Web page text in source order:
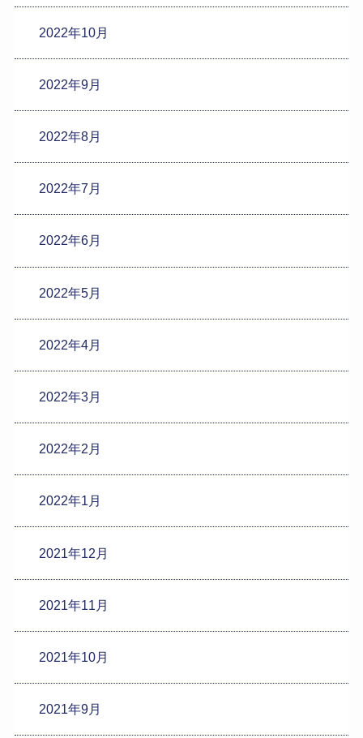
2022年10月
2022年9月
2022年8月
2022年7月
2022年6月
2022年5月
2022年4月
2022年3月
2022年2月
2022年1月
2021年12月
2021年11月
2021年10月
2021年9月